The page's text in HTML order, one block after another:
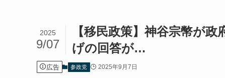
【移民政策】神谷宗幣が
げの回答が…
2025
9/07
広告 参政党 2025年9月7日